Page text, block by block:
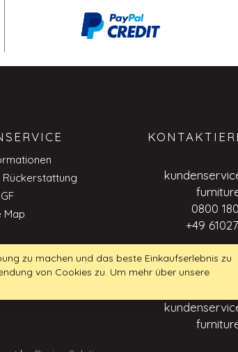
Rückerstattung
Map
0800
+49
BUSINESS
zu machen und das beste Einkaufserlebnis zu
von Cookies zu. Um mehr über unsere